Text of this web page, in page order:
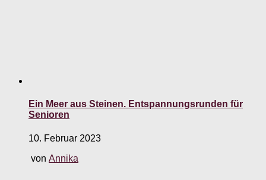
Ein Meer aus Steinen. Entspannungsrunden für
Senioren
10. Februar 2023
von Annika